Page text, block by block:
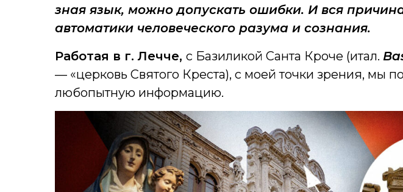
зная язык, можно допускать ошибки. И вся
автоматики человеческого разума и сознания.
Работая в г. Лечче, с Базиликой Санта Кроче (итал.
— «церковь Святого Креста), с моей точки зрения, мы
любопытную информацию.